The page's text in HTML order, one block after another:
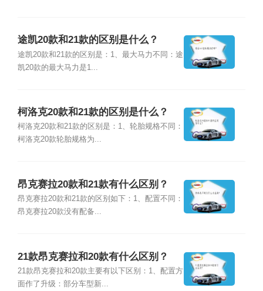
途凯20款和21款的区别是什么？
途凯20款和21款的区别是：1、最大马力不同：途
凯20款的最大马力是1...
柯洛克20款和21款的区别是什么？
柯洛克20款和21款的区别是：1、轮胎规格不同：
柯洛克20款轮胎规格为...
昂克赛拉20款和21款有什么区别？
昂克赛拉20款和21款的区别如下：1、配置不同：
昂克赛拉20款没有配备...
21款昂克赛拉和20款有什么区别？
21款昂克赛拉和20款主要有以下区别：1、配置方
面作了升级：部分车型新...